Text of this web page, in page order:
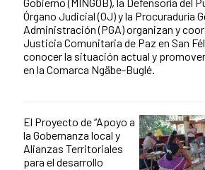
Órgano Judicial (OJ) y la Procuraduría
Administración (PGA) organizan y
Justicia Comunitaria de Paz en San
conocer la situación actual y
en la Comarca Ngäbe-Buglé.
News content
El Proyecto de “Apoyo a
la Gobernanza local y
Alianzas Territoriales
para el desarrollo